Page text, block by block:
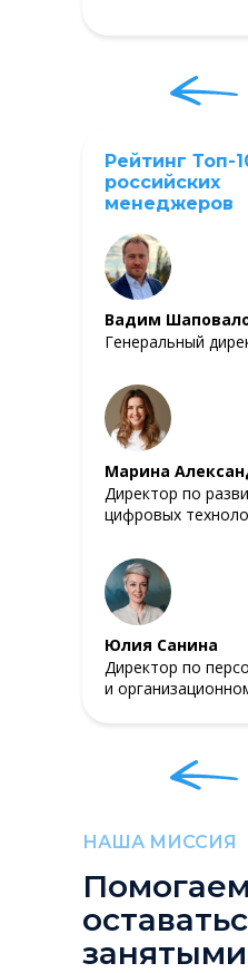
Рейтинг Топ-
российских
менеджеров
Вадим
Генеральный
Марина
Директор по
цифровых
Юлия Санина
Директор по
и
НАША МИССИЯ